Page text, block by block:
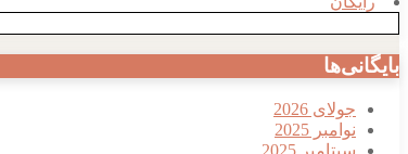
بایگانی‌ها
جولای 2026
نوامبر 2025
سپتامبر 2025